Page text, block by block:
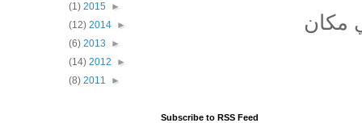
مكان
►
2015
(1)
►
2014
(12)
►
2013
(6)
►
2012
(14)
►
2011
(8)
Subscribe to RSS Feed